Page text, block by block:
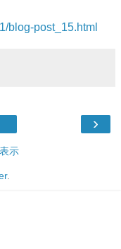
blog-post_15.html
›
示
.